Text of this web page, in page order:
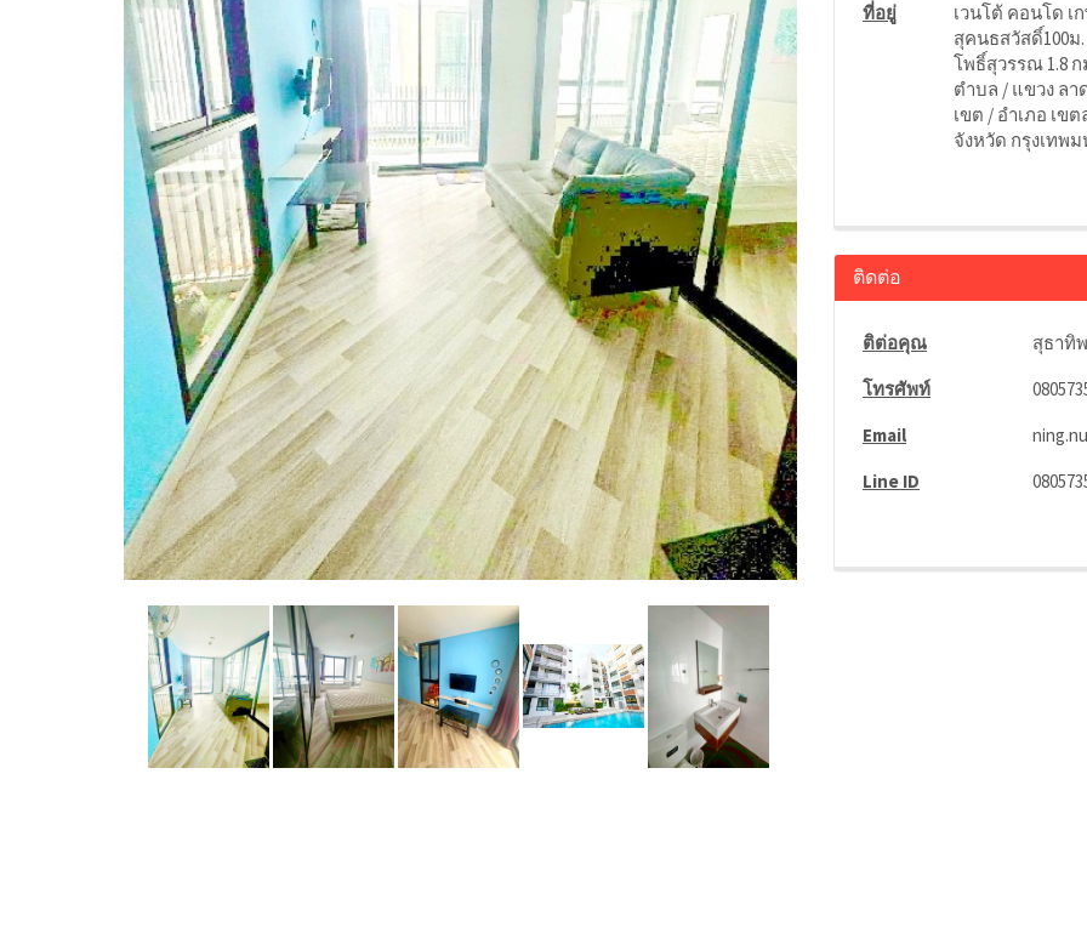
ที่อยู่
เวนโต้ คอนโด เ
สุคนธสวัสดิ์100ม
โพธิ์สุวรรณ 1.8 ก
ตำบล / แขวง ลา
เขต / อำเภอ เข
จังหวัด กรุงเทพ
ติดต่อ
ติต่อคุณ
สุธาทิ
โทรศัพท์
Email
Line ID